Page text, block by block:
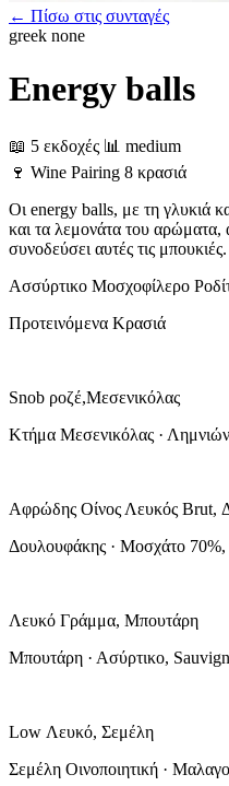
← Πίσω στις συνταγές
greek none
Energy balls
📖 5 εκδοχές 📊 medium
🍷 Wine Pairing 8 κρασιά
Οι energy balls, με τη γλυκιά
και τα λεμονάτα του αρώματα,
συνοδεύσει αυτές τις
Ασσύρτικο Μοσχοφίλερο
Προτεινόμενα Κρασιά
Snob ροζέ,Μεσενικόλας
Κτήμα Μεσενικόλας ·
Αφρώδης Οίνος Λευκός Brut,
Δουλουφάκης · Μοσχάτο
Λευκό Γράμμα, Μπουτάρη
Μπουτάρη · Ασύρτικο,
Low Λευκό, Σεμέλη
Σεμέλη Οινοποιητική ·